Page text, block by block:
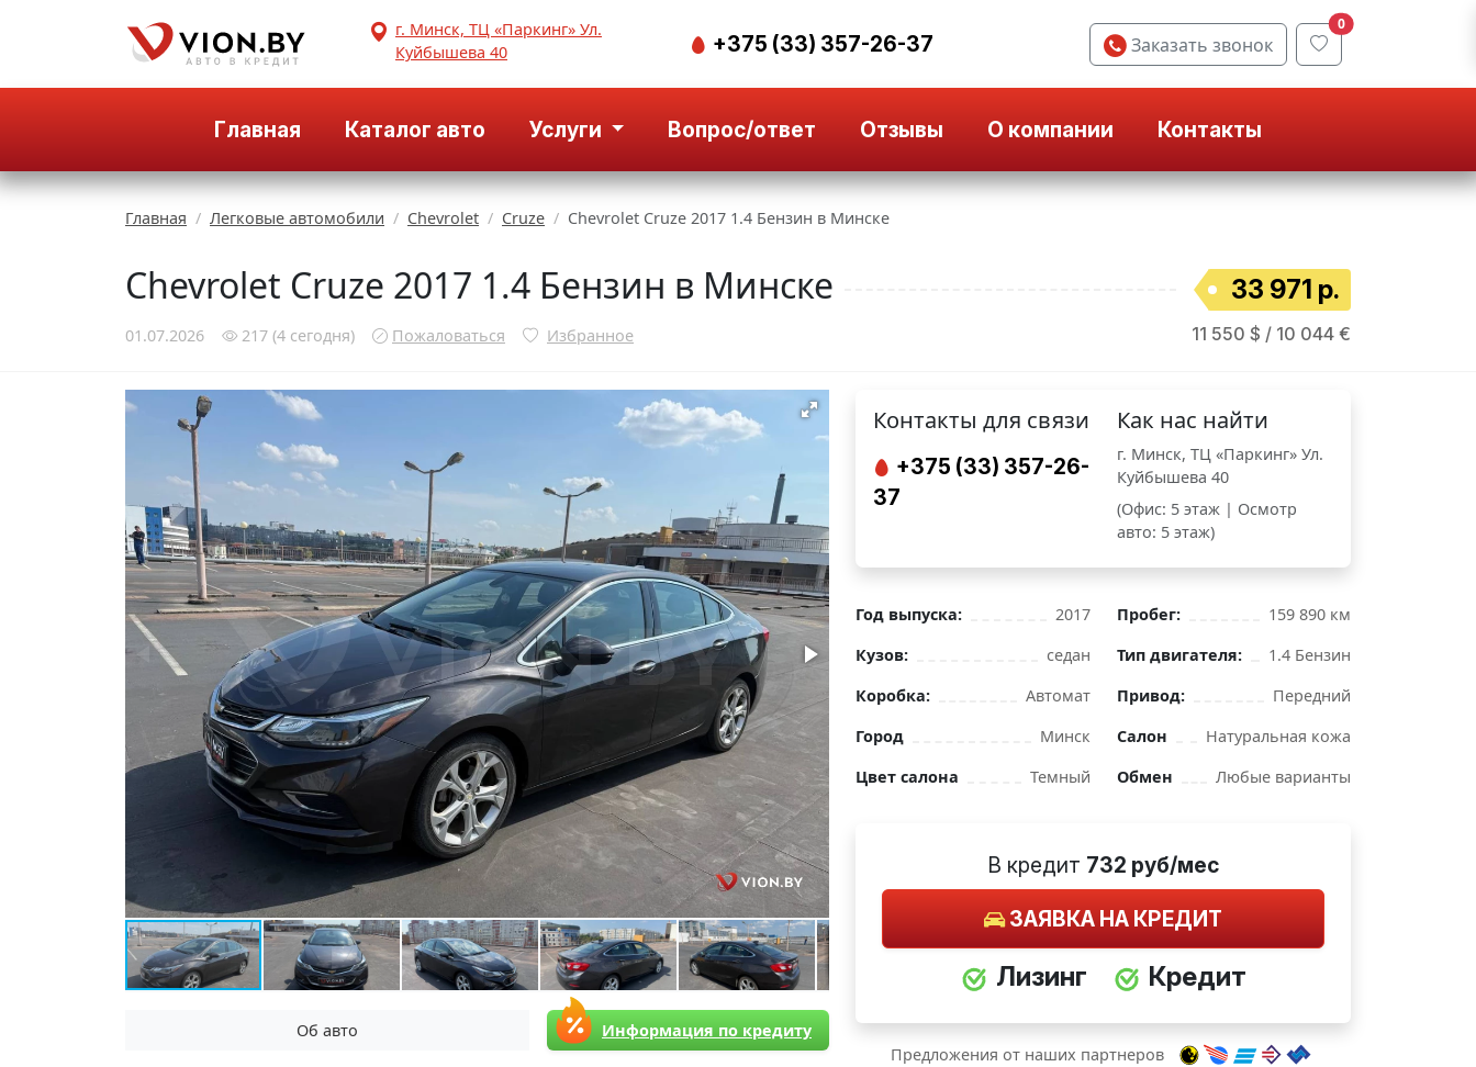
г. Минск, ТЦ «Паркинг» Ул.
Куйбышева 40
+375 (33) 357-26-37 Заказать звонок
0
Главная Каталог авто Услуги Вопрос/ответ Отзывы О компании Контакты
Главная Легковые автомобили Chevrolet Cruze Chevrolet Cruze 2017 1.4 Бензин в Минске
Chevrolet Cruze 2017 1.4 Бензин в Минске 33 971 р.
01.07.2026 217 (4 сегодня) Пожаловаться Избранное 11 550 $ / 10 044 €
Об авто Информация по кредиту
Контакты для связи
+375 (33) 357-26-
37
Как нас найти
г. Минск, ТЦ «Паркинг» Ул.
Куйбышева 40
(Офис: 5 этаж | Осмотр
авто: 5 этаж)
Год выпуска: 2017 Пробег:
159 890 км
Кузов:
седан Тип двигателя:
1.4 Бензин
Коробка:
Автомат Привод:
Передний
Город
Минск Салон
Натуральная кожа
Цвет салона
Темный Обмен Любые варианты
В кредит 732 руб/мес
ЗАЯВКА НА КРЕДИТ
Лизинг Кредит
Предложения от наших партнеров